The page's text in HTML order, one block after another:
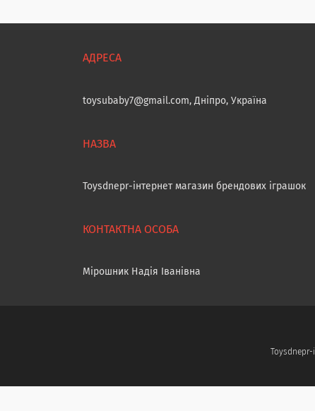
toysubaby7@gmail.com, Дніпро, Україна
Toysdnepr-інтернет магазин брендових іграшок
Мірошник Надія Іванівна